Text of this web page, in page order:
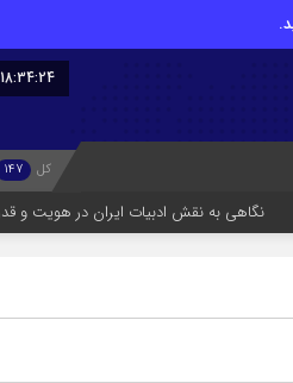
18:34:25
کل 147
به نقش ادبیات ایران در هویت و قدرت ملی